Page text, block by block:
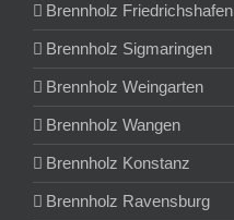
Brennholz Friedrichshafen
Brennholz Sigmaringen
Brennholz Weingarten
Brennholz Wangen
Brennholz Konstanz
Brennholz Ravensburg